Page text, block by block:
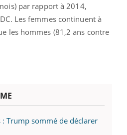
par rapport à 2014,
Les femmes continuent à
les hommes (81,2 ans contre
: Trump sommé de déclarer